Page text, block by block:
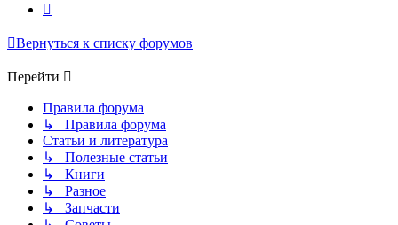
Вернуться к списку форумов
Перейти
Правила форума
↳ Правила форума
Статьи и литература
↳ Полезные статьи
↳ Книги
↳ Разное
↳ Запчасти